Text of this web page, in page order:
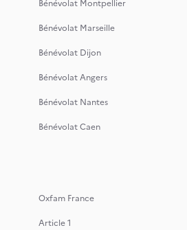
Bénévolat Montpellier
Bénévolat Marseille
Bénévolat Dijon
Bénévolat Angers
Bénévolat Nantes
Bénévolat Caen
Oxfam France
Article 1